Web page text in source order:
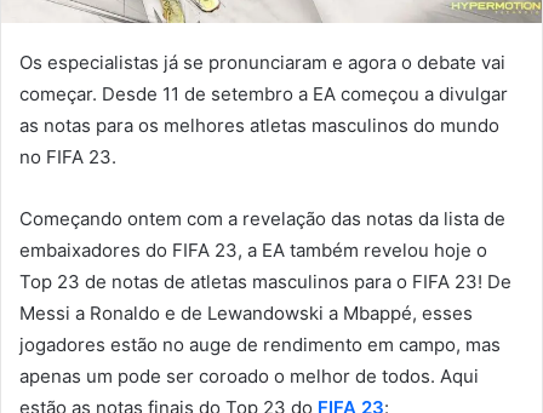
Os especialistas já se pronunciaram e agora o debate vai
começar. Desde 11 de setembro a EA começou a divulgar
as notas para os melhores atletas masculinos do mundo
no FIFA 23.
Começando ontem com a revelação das notas da lista de
embaixadores do FIFA 23, a EA também revelou hoje o
Top 23 de notas de atletas masculinos para o FIFA 23! De
Messi a Ronaldo e de Lewandowski a Mbappé, esses
jogadores estão no auge de rendimento em campo, mas
apenas um pode ser coroado o melhor de todos. Aqui
estão as notas finais do Top 23 do FIFA 23: